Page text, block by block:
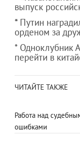
выпуск
* Путин
орденом за
* Одноклубник
перейти в
ЧИТАЙТЕ ТАКЖЕ
Работа над
ошибками